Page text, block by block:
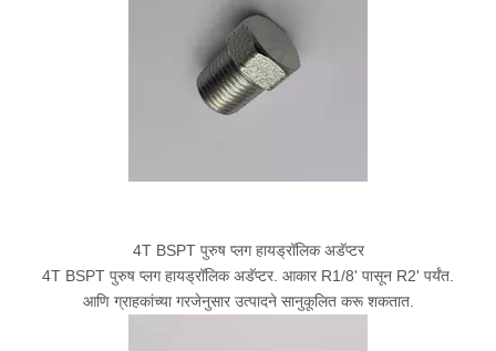
4T BSPT पुरुष प्लग हायड्रॉलिक अडॅप्टर
4T BSPT पुरुष प्लग हायड्रॉलिक अडॅप्टर. आकार R1/8' पासून R2' पर्यंत.
आणि ग्राहकांच्या गरजेनुसार उत्पादने सानुकूलित करू शकतात.